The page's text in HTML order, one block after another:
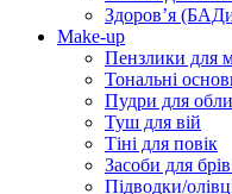
Здоровʼя
Make-up
Пензлики для
Тональні
Пудри для
Туш для вій
Тіні для повік
Засоби для
Підводки/